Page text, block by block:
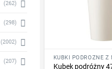
(262)
(298)
(2002)
(207)
KUBKI PODRÓŻNE Z
Kubek podróżny